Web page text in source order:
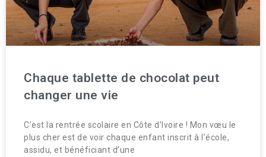
Chaque tablette de chocolat peut
changer une vie
C’est la rentrée scolaire en Côte d’Ivoire ! Mon vœu le
plus cher est de voir chaque enfant inscrit à l’école,
assidu, et bénéficiant d’une